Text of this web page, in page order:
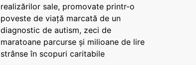
realizărilor sale, promovate printr-o
poveste de viață marcată de un
diagnostic de autism, zeci de
maratoane parcurse și milioane de lire
strânse în scopuri caritabile